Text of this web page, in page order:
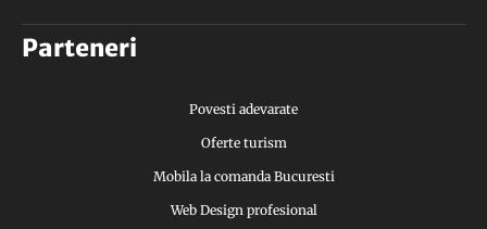
Parteneri
Povesti adevarate
Oferte turism
Mobila la comanda Bucuresti
Web Design profesional